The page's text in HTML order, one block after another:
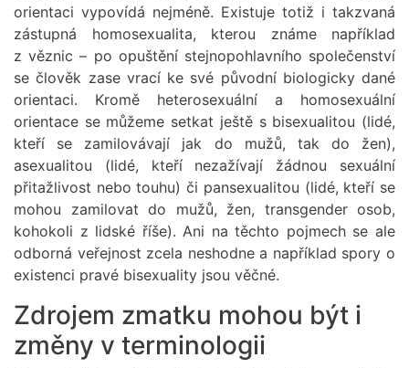
orientaci vypovídá nejméně. Existuje totiž i takzvaná
zástupná homosexualita, kterou známe například
z věznic – po opuštění stejnopohlavního společenství
se člověk zase vrací ke své původní biologicky dané
orientaci. Kromě heterosexuální a homosexuální
orientace se můžeme setkat ještě s bisexualitou (lidé,
kteří se zamilovávají jak do mužů, tak do žen),
asexualitou (lidé, kteří nezažívají žádnou sexuální
přitažlivost nebo touhu) či pansexualitou (lidé, kteří se
mohou zamilovat do mužů, žen, transgender osob,
kohokoli z lidské říše). Ani na těchto pojmech se ale
odborná veřejnost zcela neshodne a například spory o
existenci pravé bisexuality jsou věčné.
Zdrojem zmatku mohou být i
změny v terminologii